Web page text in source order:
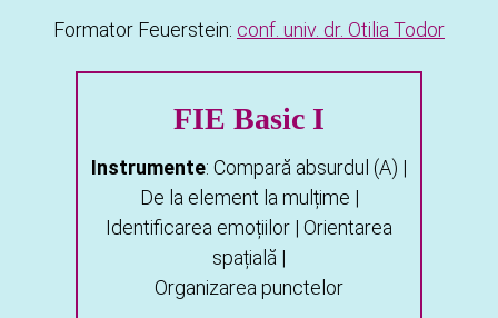
Formator Feuerstein: conf. univ. dr. Otilia Todor
FIE Basic I
Instrumente: Compară absurdul (A) |
De la element la mulțime |
Identificarea emoțiilor | Orientarea
spațială |
Organizarea punctelor